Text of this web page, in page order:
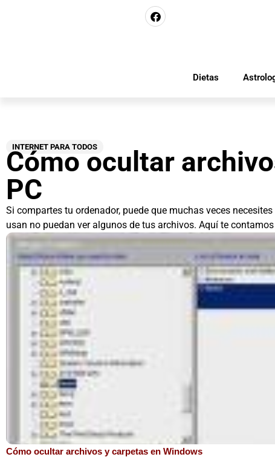
Dietas
INTERNET PARA TODOS
Cómo ocultar
PC
Si compartes tu ordenador, puede que muchas veces
usan no puedan ver algunos de tus archivos. Aquí te
Cómo ocultar archivos y carpetas en Windows